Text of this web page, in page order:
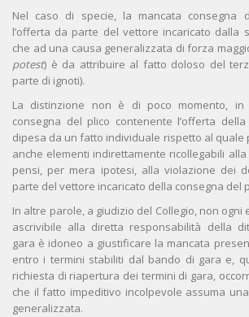
Nel caso di specie, la mancata consegna
l’offerta da parte del vettore incaricato dalla
che ad una causa generalizzata di forza
potest) è da attribuire al fatto doloso del
parte di ignoti).
La distinzione non è di poco momento, in
consegna del plico contenente l’offerta
dipesa da un fatto individuale rispetto al quale
anche elementi indirettamente ricollegabili
pensi, per mera ipotesi, alla violazione dei
parte del vettore incaricato della consegna del
In altre parole, a giudizio del Collegio, non ogni
ascrivibile alla diretta responsabilità della
gara è idoneo a giustificare la mancata
entro i termini stabiliti dal bando di gara e,
richiesta di riapertura dei termini di gara,
che il fatto impeditivo incolpevole assuma
generalizzata.